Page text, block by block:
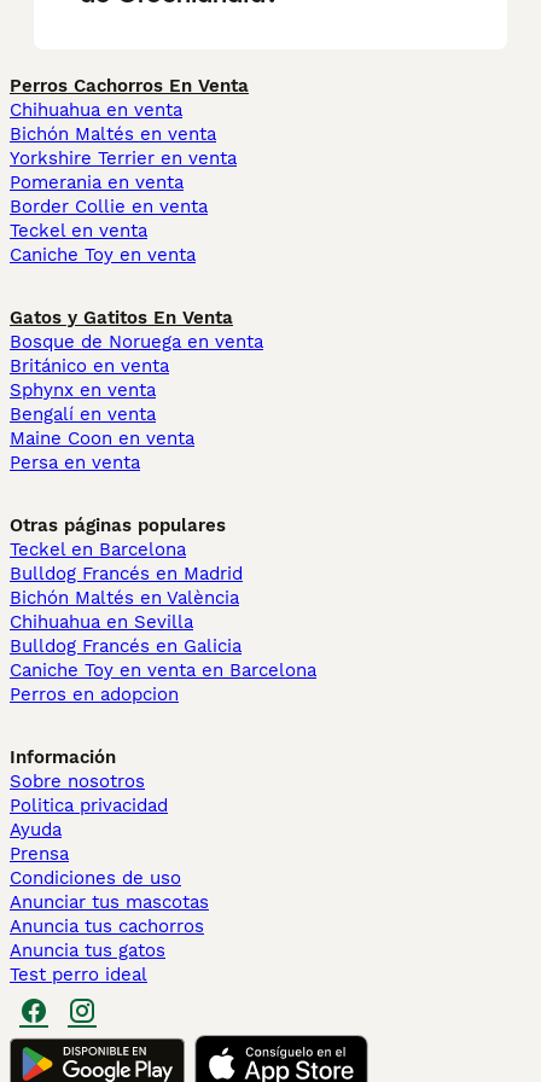
Perros Cachorros En Venta
Chihuahua en venta
Bichón Maltés en venta
Yorkshire Terrier en venta
Pomerania en venta
Border Collie en venta
Teckel en venta
Caniche Toy en venta
Gatos y Gatitos En Venta
Bosque de Noruega en venta
Británico en venta
Sphynx en venta
Bengalí en venta
Maine Coon en venta
Persa en venta
Otras páginas populares
Teckel en Barcelona
Bulldog Francés en Madrid
Bichón Maltés en València
Chihuahua en Sevilla
Bulldog Francés en Galicia
Caniche Toy en venta en Barcelona
Perros en adopcion
Información
Sobre nosotros
Politica privacidad
Ayuda
Prensa
Condiciones de uso
Anunciar tus mascotas
Anuncia tus cachorros
Anuncia tus gatos
Test perro ideal